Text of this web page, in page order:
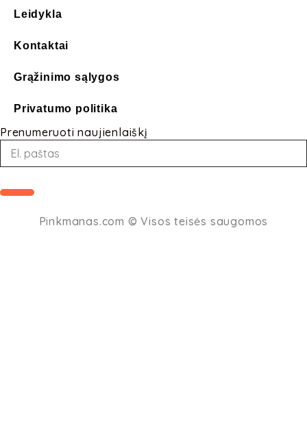
Leidykla
Kontaktai
Grąžinimo sąlygos
Privatumo politika
Prenumeruoti naujienlaiškį
Pinkmanas.com © Visos teisės saugomos